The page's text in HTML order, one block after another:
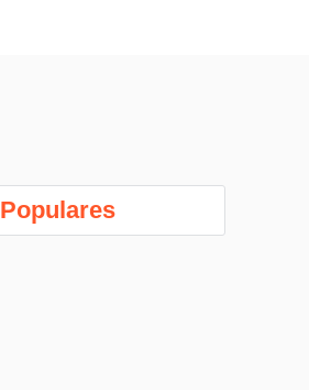
Populares